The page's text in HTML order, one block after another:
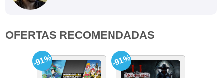
OFERTAS RECOMENDADAS
-91% -91%